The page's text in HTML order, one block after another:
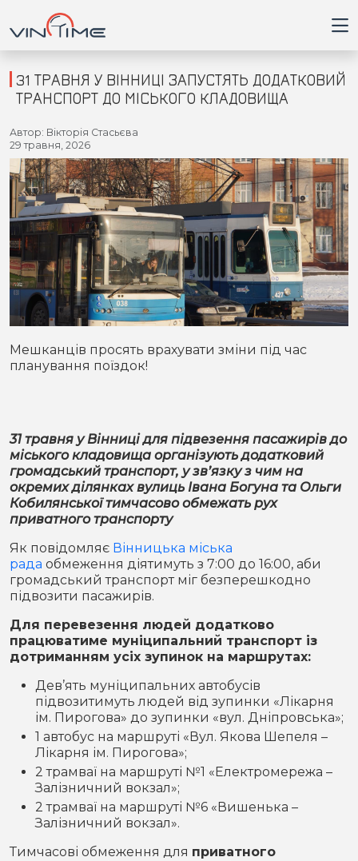
Головна
Війна
Новини
Кримінал
Здоров'я
Приватна думка
В кулуарах
Місто
Відео
Конфлікти
Партнери
Спорт
Історія
Спорт
Футбол
Контакти
Підписатись на нас у Telegram
31 ТРАВНЯ У ВІННИЦІ ЗАПУСТЯТЬ ДОДАТКОВИЙ
ТРАНСПОРТ ДО МІСЬКОГО КЛАДОВИЩА
Автор: Вікторія Стасьєва
29 травня, 2026
Мешканців просять врахувати зміни під час
планування поїздок!
31 травня у Вінниці для підвезення пасажирів до
міського кладовища організують додатковий
громадський транспорт, у зв’язку з чим на
окремих ділянках вулиць Івана Богуна та Ольги
Кобилянської тимчасово обмежать рух
приватного транспорту
Як повідомляє Вінницька міська
рада обмеження діятимуть з 7:00 до 16:00, аби
громадський транспорт міг безперешкодно
підвозити пасажирів.
Для перевезення людей додатково
працюватиме муніципальний транспорт із
дотриманням усіх зупинок на маршрутах:
Дев’ять муніципальних автобусів
підвозитимуть людей від зупинки «Лікарня
ім. Пирогова» до зупинки «вул. Дніпровська»;
1 автобус на маршруті «Вул. Якова Шепеля –
Лікарня ім. Пирогова»;
2 трамваї на маршруті №1 «Електромережа –
Залізничний вокзал»;
2 трамваї на маршруті №6 «Вишенька –
Залізничний вокзал».
Тимчасові обмеження для приватного